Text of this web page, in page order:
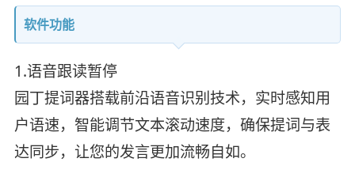
软件功能
1.语音跟读暂停
园丁提词器搭载前沿语音识别技术，实时感知用
户语速，智能调节文本滚动速度，确保提词与表
达同步，让您的发言更加流畅自如。